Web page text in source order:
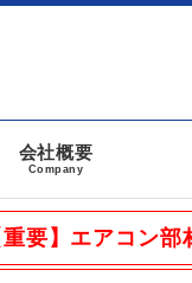
会社概要
Company
重要】エアコン